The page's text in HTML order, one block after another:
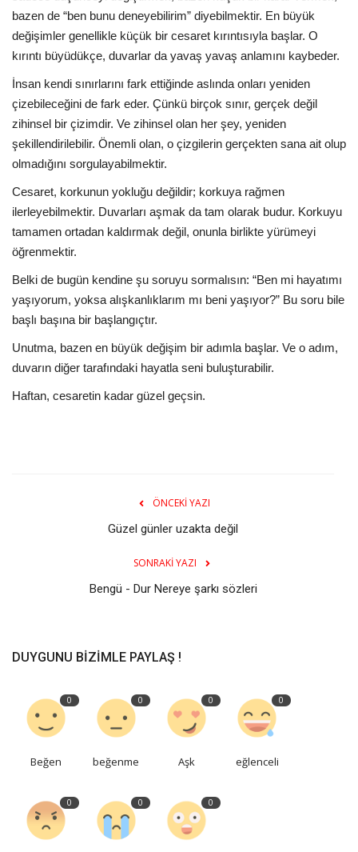
bazen de “ben bunu deneyebilirim” diyebilmektir. En büyük
değişimler genellikle küçük bir cesaret kırıntısıyla başlar. O
kırıntı büyüdükçe, duvarlar da yavaş yavaş anlamını kaybeder.
İnsan kendi sınırlarını fark ettiğinde aslında onları yeniden
çizebileceğini de fark eder. Çünkü birçok sınır, gerçek değil
zihinsel bir çizimdir. Ve zihinsel olan her şey, yeniden
şekillendirilebilir. Önemli olan, o çizgilerin gerçekten sana ait olup
olmadığını sorgulayabilmektir.
Cesaret, korkunun yokluğu değildir; korkuya rağmen
ilerleyebilmektir. Duvarları aşmak da tam olarak budur. Korkuyu
tamamen ortadan kaldırmak değil, onunla birlikte yürümeyi
öğrenmektir.
Belki de bugün kendine şu soruyu sormalısın: “Ben mi hayatımı
yaşıyorum, yoksa alışkanlıklarım mı beni yaşıyor?” Bu soru bile
başlı başına bir başlangıçtır.
Unutma, bazen en büyük değişim bir adımla başlar. Ve o adım,
duvarın diğer tarafındaki hayatla seni buluşturabilir.
Haftan, cesaretin kadar güzel geçsin.
ÖNCEKI YAZI
Güzel günler uzakta değil
SONRAKI YAZI
Bengü - Dur Nereye şarkı sözleri
DUYGUNU BIZIMLE PAYLAŞ !
0
Beğen
0
beğenme
0
Aşk
0
eğlenceli
0 0 0